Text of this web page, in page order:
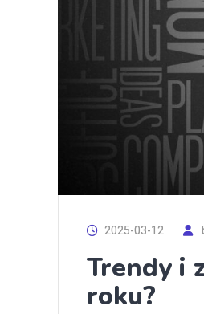
2025-03-12
Trendy i
roku?